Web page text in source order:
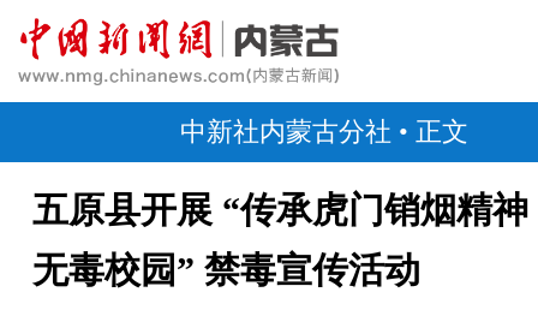
中新社内蒙古分社 • 正文
五原县开展 “传承虎门销烟精神
无毒校园” 禁毒宣传活动